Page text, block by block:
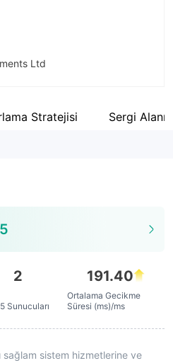
Ltd
Stratejisi Sergi Alanı
2
Sunucuları
191.40
Ortalama Gecikme
Süresi (ms)/ms
sağlam sistem hizmetlerine ve